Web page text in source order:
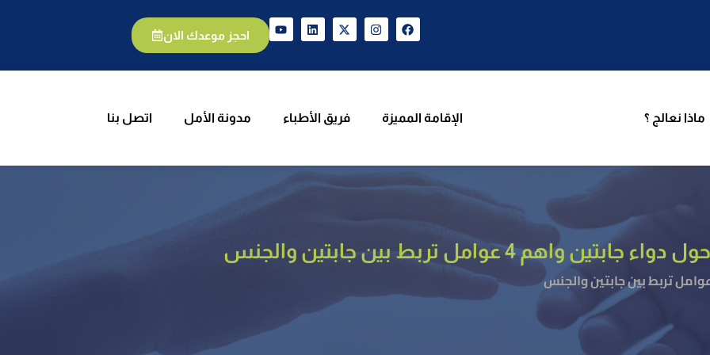
احجز موعدك الان
ماذا نعالج ؟ الإقامة المميزة فريق الأطباء مدونة الأمل اتصل بنا
فريق الأطباء مدونة الأمل اتصل بنا
واهم 4 عوامل تربط بين جابتين والجنس